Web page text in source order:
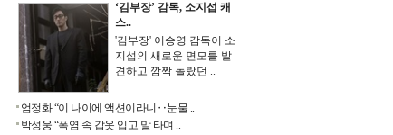
‘김부장’ 감독, 소지섭 캐
스..
'김부장' 이승영 감독이 소
지섭의 새로운 면모를 발
견하고 깜짝 놀랐던 ..
엄정화 “이 나이에 액션이라니‥눈물 ..
박성웅 “폭염 속 갑옷 입고 말 타며 ..